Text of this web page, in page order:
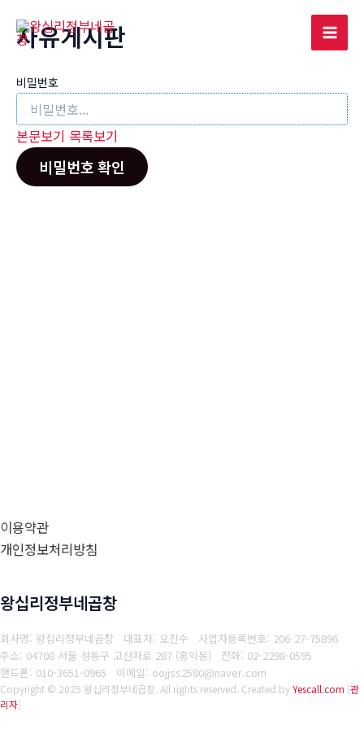
Main
자유게시판
비밀번호
본문보기 목록보기
비밀번호 확인
이용약관
개인정보처리방침
왕십리정부네곱창
회사명: 왕십리정부네곱창 대표자: 오진수 사업자등록번호: 206-27-75896
주소: 04708 서울 성동구 고산자로 287 (홍익동) 전화: 02-2298-0595
핸드폰: 010-3651-0965
이메일: oojjss2580@naver.com
Copyright © 2025 왕십리정부네곱창. All rights reserved. Created byYescall.com [관
리자]